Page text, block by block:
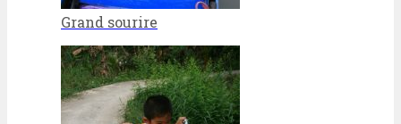
Grand sourire